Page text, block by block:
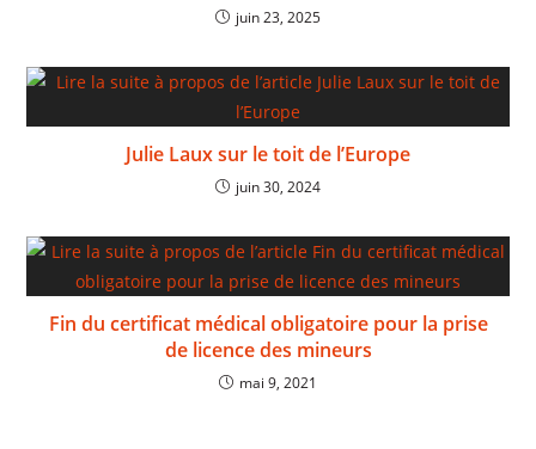
juin 23, 2025
Julie Laux sur le toit de l’Europe
juin 30, 2024
Fin du certificat médical obligatoire pour la prise
de licence des mineurs
mai 9, 2021